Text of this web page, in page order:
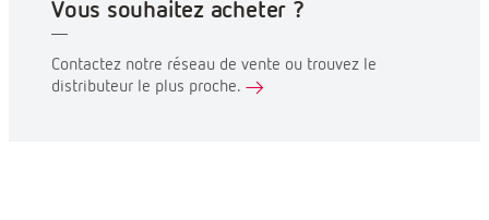
Vous souhaitez acheter ?
Contactez notre réseau de vente ou trouvez le
distributeur le plus proche.